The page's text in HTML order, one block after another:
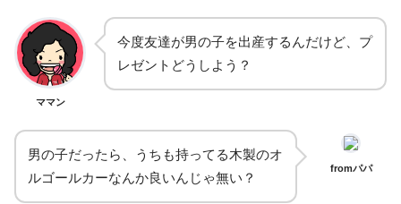
ママン
今度友達が男の子を出産するんだけど、プ
レゼントどうしよう？
男の子だったら、うちも持ってる木製のオ
ルゴールカーなんか良いんじゃ無い？
fromパパ